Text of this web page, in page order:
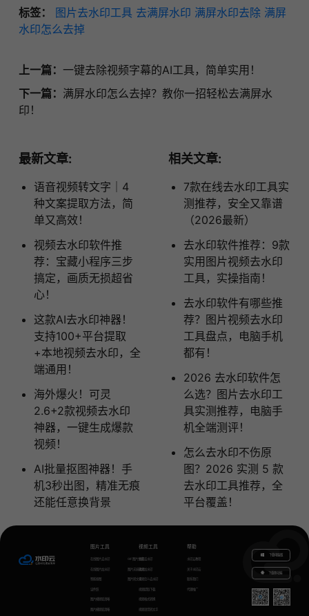
标签： 图片去水印工具 去满屏水印 满屏水印去除 满屏
水印怎么去掉
上一篇： 一键去除视频字幕的AI工具，简单实用！
下一篇： 满屏水印怎么去掉？教你一招轻松去满屏水
印！
最新文章:
语音视频转文字｜4
种文案提取方法，简
单又高效！
视频去水印软件推
荐：宝藏小程序三步
搞定，画质无损超省
心！
这款AI去水印神器！
支持100+平台提取
+本地视频去水印，全
端通用！
海外爆火！可灵
2.6+2款视频去水印
神器，一键生成爆款
视频！
AI批量抠图神器！手
机3秒出图，精准无痕
还能任意换背景
相关文章:
7款在线去水印工具实
测推荐，安全又靠谱
（2026最新）
去水印软件推荐：9款
实用图片视频去水印
工具，实操指南！
去水印软件有哪些推
荐？图片视频去水印
工具盘点，电脑手机
都有！
2026 去水印软件怎
么选？图片去水印工
具实测推荐，电脑手
机全端测评！
怎么去水印不伤原
图？2026 实测 5 款
去水印工具推荐，全
平台覆盖！
图片工具
在线图片去水印
在线图片加水印
智能抠图
证件照
图片模糊变清晰
图片模糊变清晰
GIF图片生成
图片无损放大
图片转文字
视频工具
视频去水印
视频加水印
视频怎么去水印
视频提取下载
视频格式转换
视频语音转文字
帮助
水印云教程
关于水印云
联系我们
代理推广
下载电脑版
下载移动端